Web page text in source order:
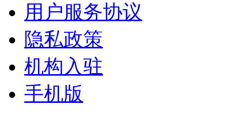
用户服务协议
隐私政策
机构入驻
手机版